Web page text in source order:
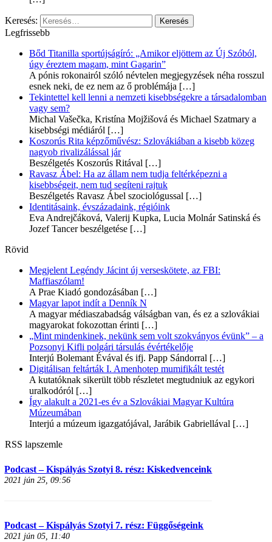
Keresés:
Legfrissebb
Bőd Titanilla sportújságíró: „Amikor eljöttem az Új Szóból,
úgy éreztem magam, mint Gagarin”
A pónis rokonairól szóló névtelen megjegyzések néha rosszul
esnek neki, de ez nem az ő problémája […]
Tekintettel kell lenni a nemzeti kisebbségekre a társadalomban
vagy sem?
Michal Vašečka, Kristína Mojžišová és Michael Szatmary a
kisebbségi médiáról […]
Koszorús Rita képzőművész: Szlovákiában a kisebb közeg
nagyob rivalizálással jár
Beszélgetés Koszorús Ritával […]
Ravasz Ábel: Ha az állam nem tudja feltérképezni a
kisebbségeit, nem tud segíteni rajtuk
Beszélgetés Ravasz Ábel szociológussal […]
Identitásaink, évszázadaink, régióink
Eva Andrejčáková, Valerij Kupka, Lucia Molnár Satinská és
Jozef Tancer beszélgetése […]
Rövid
Megjelent Legéndy Jácint új verseskötete, az FBI:
Maffiaszólam!
A Prae Kiadó gondozásában […]
Magyar lapot indít a Denník N
A magyar médiaszabadság válságban van, és ez a szlovákiai
magyarokat fokozottan érinti […]
„Mint mindenkinek, nekünk sem volt szokványos évünk” – a
Pozsonyi Kifli polgári társulás évértékelője
Interjú Bolemant Évával és ifj. Papp Sándorral […]
Digitálisan feltárták I. Amenhotep mumifikált testét
A kutatóknak sikerült több részletet megtudniuk az egykori
uralkodóról […]
Így alakult a 2021-es év a Szlovákiai Magyar Kultúra
Múzeumában
Interjú a múzeum igazgatójával, Jarábik Gabriellával […]
RSS lapszemle
Podcast – Kispályás Szotyi 8. rész: Kiskedvenceink
2021 jún 25, 09:56
Podcast – Kispályás Szotyi 7. rész: Függőségeink
2021 jún 05, 11:40